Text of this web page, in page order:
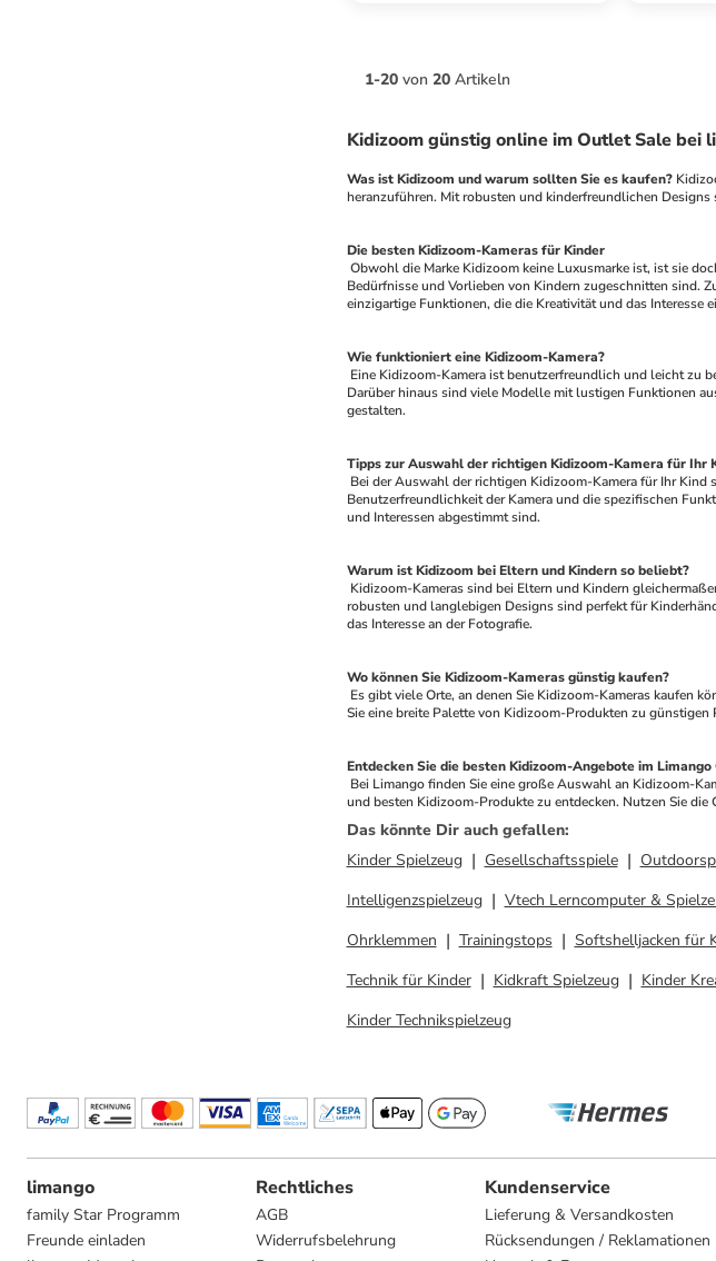
1-20 von 20 Artikeln
Kidizoom günstig online im Outlet Sale bei
Was ist Kidizoom und warum sollten Sie es kaufen?
heranzuführen. Mit robusten und kinderfreundlichen
Die besten Kidizoom-Kameras für Kinder
Bedürfnisse und Vorlieben von Kindern zugeschnitten sind.
einzigartige Funktionen, die die Kreativität und das Interesse
Wie funktioniert eine Kidizoom-Kamera?
Darüber hinaus sind viele Modelle mit lustigen Funktionen
gestalten.
Tipps zur Auswahl der richtigen Kidizoom-Kamera für Ihr
Benutzerfreundlichkeit der Kamera und die spezifischen
und Interessen abgestimmt sind.
Warum ist Kidizoom bei Eltern und Kindern so beliebt?
robusten und langlebigen Designs sind perfekt für
das Interesse an der Fotografie.
Wo können Sie Kidizoom-Kameras günstig kaufen?
Sie eine breite Palette von Kidizoom-Produkten zu günstigen
Entdecken Sie die besten Kidizoom-Angebote im
und besten Kidizoom-Produkte zu entdecken. Nutzen Sie
Das könnte Dir auch gefallen:
Kinder Spielzeug
Gesellschaftsspiele
Intelligenzspielzeug
Vtech Lerncomputer &
Ohrklemmen
Trainingstops Softshelljacken für
Technik für Kinder
Kidkraft Spielzeug Kinder
Kinder Technikspielzeug
limango
family Star Programm
Freunde einladen
Rechtliches
AGB
Widerrufsbelehrung
Kundenservice
Lieferung & Versandkosten
Rücksendungen / Reklamationen